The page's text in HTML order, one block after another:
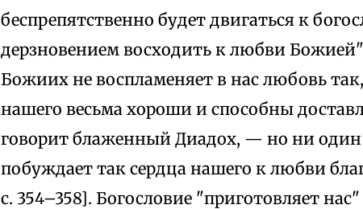
беспрепятственно будет двигаться к
дерзновением восходить к любви
Божиих не воспламеняет в нас любовь
нашего весьма хороши и способны
говорит блаженный Диадох, — но ни один
побуждает так сердца нашего к любви
с. 354–358]. Богословие "приготовляет